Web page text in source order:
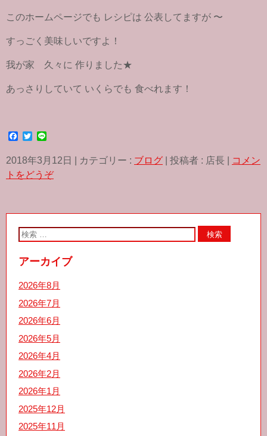
このホームページでも レシピは 公表してますが 〜
すっごく美味しいですよ！
我が家 久々に 作りました★
あっさりしていて いくらでも 食べれます！
c
e
b
T
i
t
t
n
e
2018年3月12日 カテゴリー : ブログ 投稿者 : 店長
コメン
トをどうぞ
アーカイブ
2026年8月
2026年7月
2026年6月
2026年5月
2026年4月
2026年2月
2026年1月
2025年12月
2025年11月